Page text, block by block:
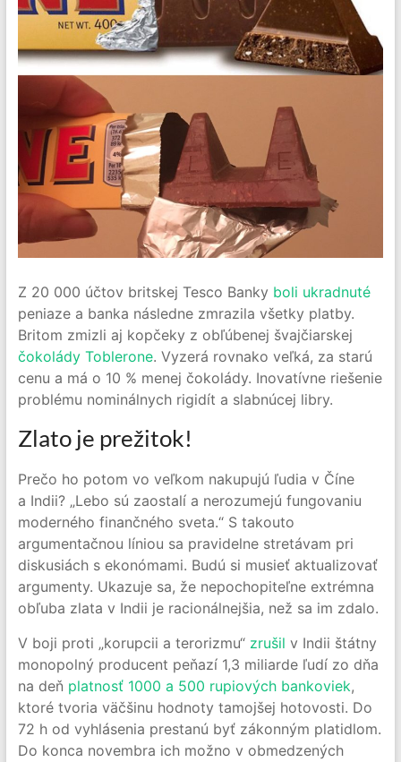
Z 20 000 účtov britskej Tesco Banky boli ukradnuté
peniaze a banka následne zmrazila všetky platby.
Britom zmizli aj kopčeky z obľúbenej švajčiarskej
čokolády Toblerone. Vyzerá rovnako veľká, za starú
cenu a má o 10 % menej čokolády. Inovatívne riešenie
problému nominálnych rigidít a slabnúcej libry.
Zlato je prežitok!
Prečo ho potom vo veľkom nakupujú ľudia v Číne
a Indii? „Lebo sú zaostalí a nerozumejú fungovaniu
moderného finančného sveta.“ S takouto
argumentačnou líniou sa pravidelne stretávam pri
diskusiách s ekonómami. Budú si musieť aktualizovať
argumenty. Ukazuje sa, že nepochopiteľne extrémna
obľuba zlata v Indii je racionálnejšia, než sa im zdalo.
V boji proti „korupcii a terorizmu“ zrušil v Indii štátny
monopolný producent peňazí 1,3 miliarde ľudí zo dňa
na deň platnosť 1000 a 500 rupiových bankoviek,
ktoré tvoria väčšinu hodnoty tamojšej hotovosti. Do
72 h od vyhlásenia prestanú byť zákonným platidlom.
Do konca novembra ich možno v obmedzených